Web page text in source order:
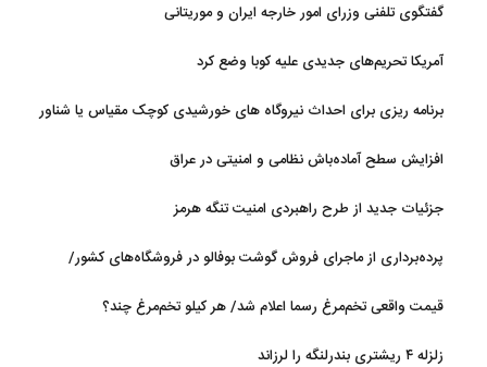
گفتگوی تلفنی وزرای امور خارجه ایران و موریتانی
آمریکا تحریم‌های جدیدی علیه کوبا وضع کرد
برنامه ریزی برای احداث نیروگاه های خورشیدی کوچک مقیاس یا شناور
افزایش سطح آماده‌باش نظامی و امنیتی در عراق
جزئیات جدید از طرح راهبردی امنیت تنگه هرمز
پرده‌برداری از ماجرای فروش گوشت بوفالو در فروشگاه‌های کشور/
قیمت واقعی تخم‌مرغ رسما اعلام شد/ هر کیلو تخم‌مرغ چند؟
زلزله ۴ ریشتری بندرلنگه را لرزاند